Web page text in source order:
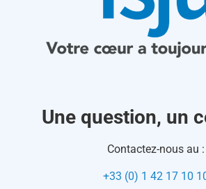
Une question, un
Contactez-nous au :
+33 (0) 1 42 17 10